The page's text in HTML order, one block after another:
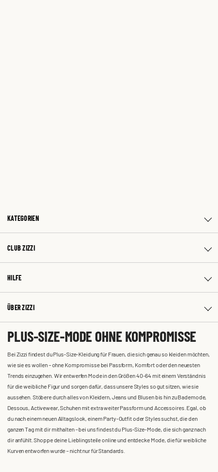
KATEGORIEN
CLUB ZIZZI
HILFE
ÜBER ZIZZI
PLUS-SIZE-MODE OHNE KOMPROMISSE
Bei Zizzi findest du Plus-Size-Kleidung für Frauen, die sich genau so kleiden möchten,
wie sie es wollen – ohne Kompromisse bei Passform, Komfort oder den neuesten
Trends einzugehen. Wir entwerfen Mode in den Größen 40-64 mit einem Verständnis
für die weibliche Figur und sorgen dafür, dass unsere Styles so gut sitzen, wie sie
aussehen. Stöbere durch alles von Kleidern, Jeans und Blusen bis hin zu Bademode,
Dessous, Activewear, Schuhen mit extra weiter Passform und Accessoires. Egal, ob
du nach einem neuen Alltagslook, einem Party-Outfit oder Styles suchst, die den
ganzen Tag mit dir mithalten – bei uns findest du Plus-Size-Mode, die sich ganz nach
dir anfühlt. Shoppe deine Lieblingsteile online und entdecke Mode, die für weibliche
Kurven entworfen wurde – nicht nur für Standards.